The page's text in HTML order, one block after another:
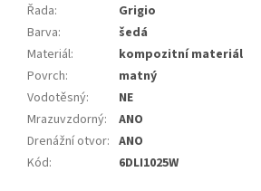
Řada:
Grigio
Barva:
šedá
Materiál:
kompozitní materiál
Povrch:
matný
Vodotěsný:
NE
Mrazuvzdorný:
ANO
Drenážní otvor: ANO
Kód: 6DLI1025W